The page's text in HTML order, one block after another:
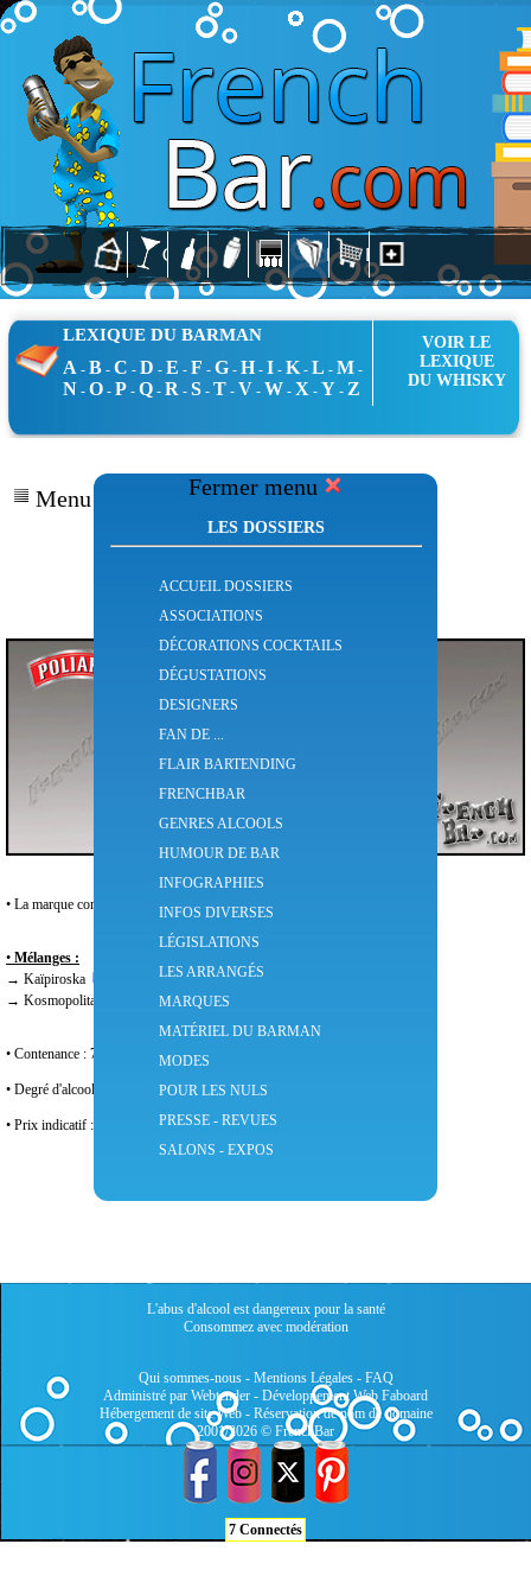
LEXIQUE DU BARMAN
A - B - C - D - E - F - G - H- I - K- L - M -
N - O - P - Q - R - S - T - V - W - X - Y - Z
VOIR LE
LEXIQUE
DU WHISKY
Fermer menu
LES DOSSIERS
ACCUEIL DOSSIERS
ASSOCIATIONS
DÉCORATIONS COCKTAILS
DÉGUSTATIONS
DESIGNERS
FAN DE ...
FLAIR BARTENDING
FRENCHBAR
GENRES ALCOOLS
HUMOUR DE BAR
INFOGRAPHIES
INFOS DIVERSES
LÉGISLATIONS
LES ARRANGÉS
MARQUES
MATÉRIEL DU BARMAN
MODES
POUR LES NULS
PRESSE - REVUES
SALONS - EXPOS
Menu Dossiers
Poliakov Prémix
• La marque commercialise depuis avril 2014 des mélanges prêts-à-boire.
• Mélanges :
→ Kaïpiroska
→ Kosmopolitan
• Contenance : 70cl
• Degré d'alcool : 14,9°
• Prix indicatif : 12€
L'abus d'alcool est dangereux pour la santé
Consommez avec modération
Qui sommes-nous- Mentions Légales- FAQ
Administré par Webtender - Développement Web Faboard
Hébergement de site Web- Réservation de nom de domaine
2001/2026 © FrenchBar
7 Connectés